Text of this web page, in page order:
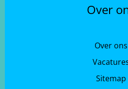
Over
Over ons
Sitemap